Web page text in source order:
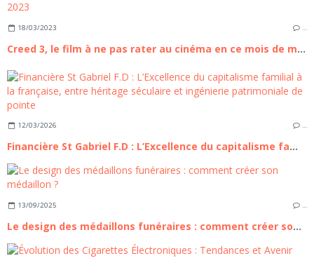
18/03/2023 …
Creed 3, le film à ne pas rater au cinéma en ce mois de mars 2023
12/03/2026 …
Financière St Gabriel F.D : L’Excellence du capitalisme familial à la française, entre héritage séculaire et ingénierie patrimoniale de pointe
13/09/2025 …
Le design des médaillons funéraires : comment créer son médaillon ?